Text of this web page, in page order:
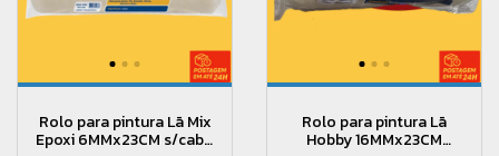
Rolo para pintura Lã Mix
Epoxi 6MMx23CM s/cabo
Rolo para pintura Lã
Hobby 16MMx23CM